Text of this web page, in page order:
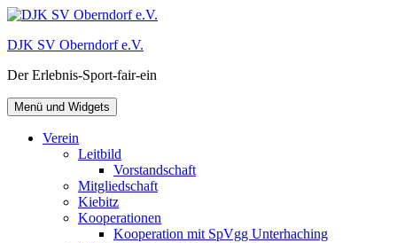
Zum
springen
DJK SV Oberndorf e.V.
Der Erlebnis-Sport-fair-ein
Menü und Widgets
Verein
Leitbild
Vorstandschaft
Mitgliedschaft
Kiebitz
Kooperationen
Kooperation mit SpVgg Unterhaching